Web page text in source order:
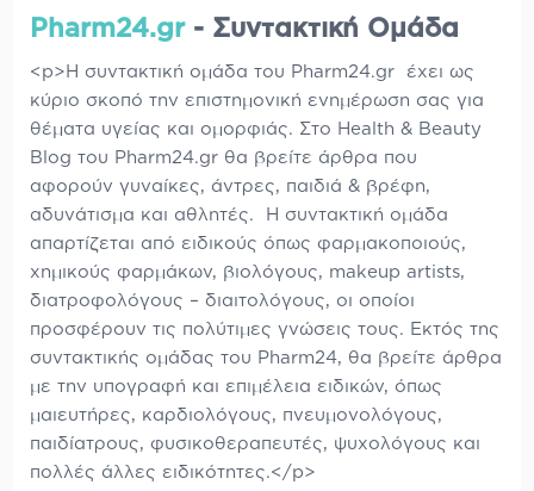
Pharm24.gr - Συντακτική Ομάδα
<p>Η συντακτική ομάδα του Pharm24.gr έχει ως
κύριο σκοπό την επιστημονική ενημέρωση σας για
θέματα υγείας και ομορφιάς. Στο Health & Beauty
Blog του Pharm24.gr θα βρείτε άρθρα που
αφορούν γυναίκες, άντρες, παιδιά & βρέφη,
αδυνάτισμα και αθλητές. Η συντακτική ομάδα
απαρτίζεται από ειδικούς όπως φαρμακοποιούς,
χημικούς φαρμάκων, βιολόγους, makeup artists,
διατροφολόγους – διαιτολόγους, οι οποίοι
προσφέρουν τις πολύτιμες γνώσεις τους. Εκτός της
συντακτικής ομάδας του Pharm24, θα βρείτε άρθρα
με την υπογραφή και επιμέλεια ειδικών, όπως
μαιευτήρες, καρδιολόγους, πνευμονολόγους,
παιδίατρους, φυσικοθεραπευτές, ψυχολόγους και
πολλές άλλες ειδικότητες.</p>